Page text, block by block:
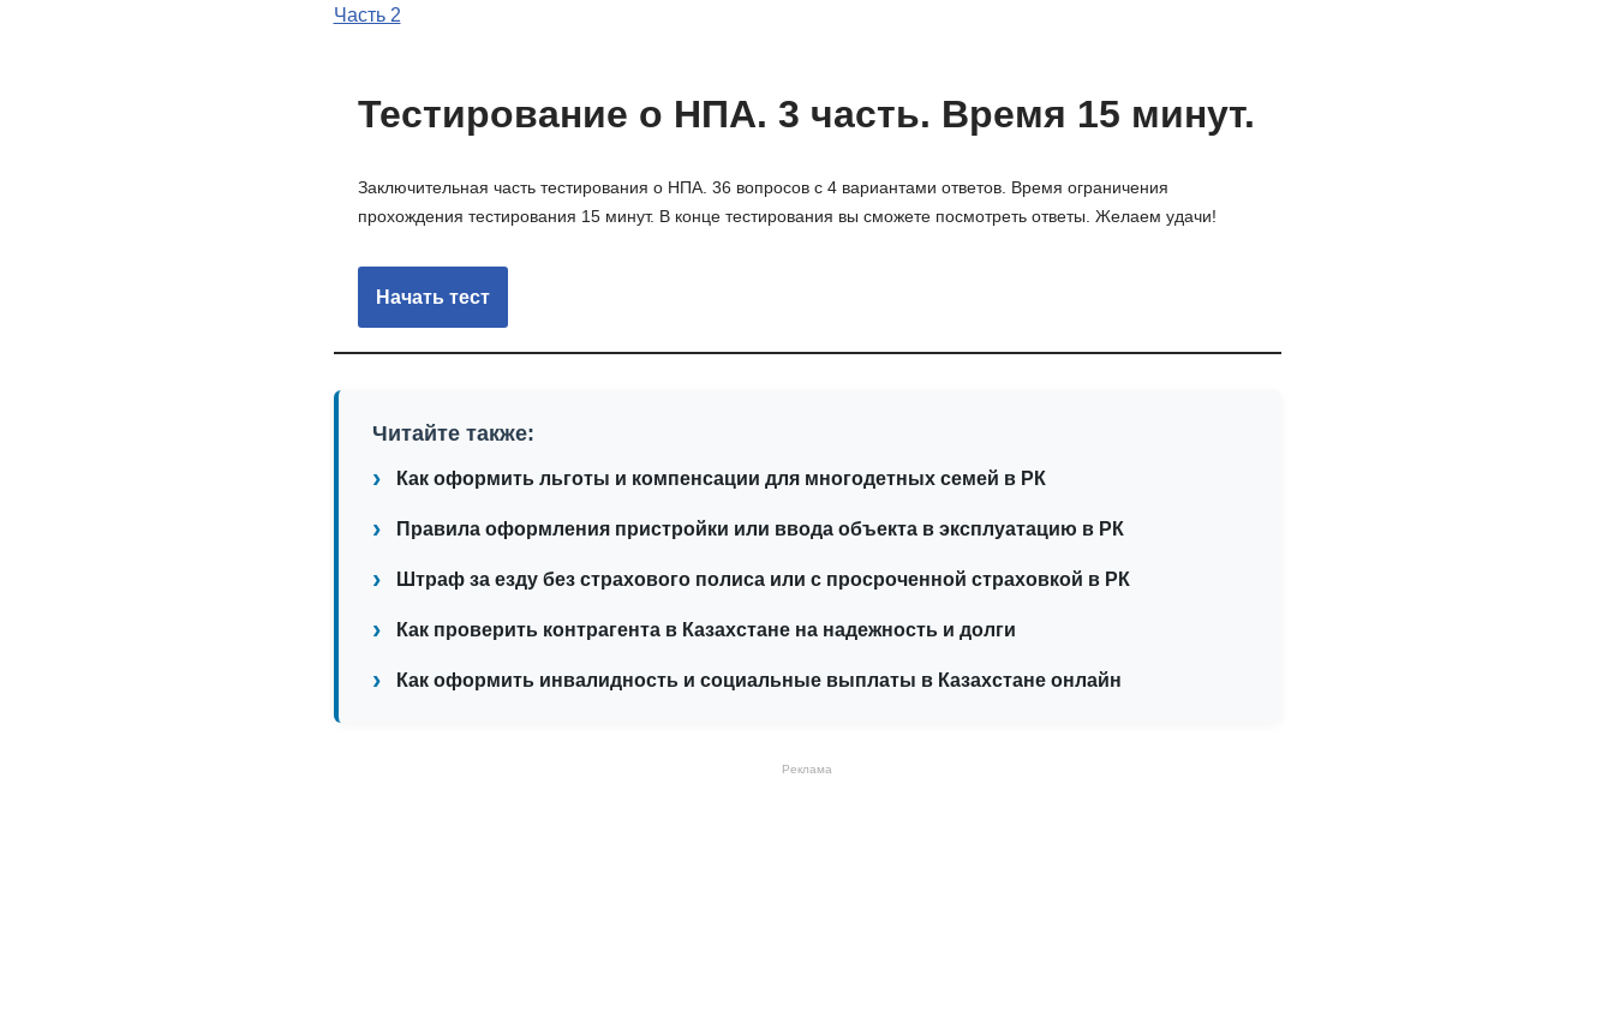
Часть 2
Тестирование о НПА. 3 часть. Время 15 минут.
Заключительная часть тестирования о НПА. 36 вопросов с 4 вариантами ответов. Время ограничения
прохождения тестирования 15 минут. В конце тестирования вы сможете посмотреть ответы. Желаем удачи!
Читайте также:
Как оформить льготы и компенсации для многодетных семей в РК
Правила оформления пристройки или ввода объекта в эксплуатацию в РК
Штраф за езду без страхового полиса или с просроченной страховкой в РК
Как проверить контрагента в Казахстане на надежность и долги
Как оформить инвалидность и социальные выплаты в Казахстане онлайн
Реклама